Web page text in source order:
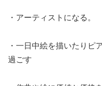
・アーティストになる。
・一日中絵を描いたりピ
過ごす